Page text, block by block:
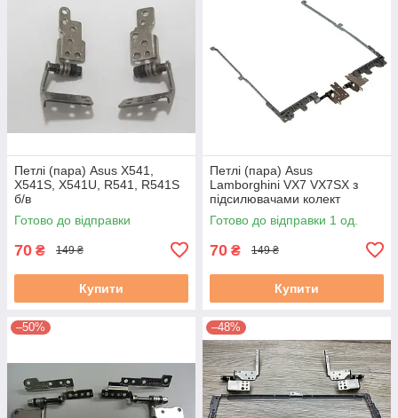
Петлі (пара) Asus X541,
X541S, X541U, R541, R541S
б/в
Готово до відправки
70 ₴ 149 ₴
Купити
Петлі (пара) Asus
Lamborghini VX7 VX7SX з
підсилювачами колект
(13GN1N10M090-1
13GN1N10M080-1) б/в
Готово до відправки 1 од.
70 ₴ 149 ₴
Купити
–50% –48%